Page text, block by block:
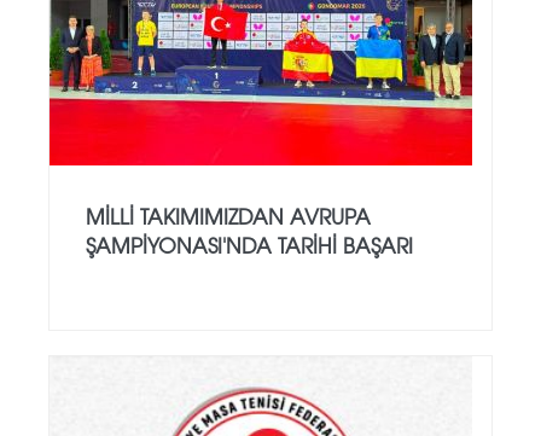
MILLI TAKIMIMIZDAN AVRUPA
ŞAMPIYONASI'NDA TARIHI BAŞARI